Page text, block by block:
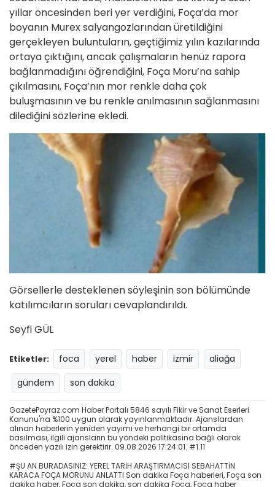
yıllar öncesinden beri yer verdiğini, Foça’da mor
boyanın Murex salyangozlarından üretildiğini
gerçekleyen buluntuların, geçtiğimiz yılın kazılarında
ortaya çıktığını, ancak çalışmaların henüz rapora
bağlanmadığını öğrendiğini, Foça Moru’na sahip
çıkılmasını, Foça’nın mor renkle daha çok
buluşmasının ve bu renkle anılmasının sağlanmasını
dilediğini sözlerine ekledi.
Görsellerle desteklenen söyleşinin son bölümünde
katılımcıların soruları cevaplandırıldı.
Seyfi GÜL
Etiketler: foca yerel haber izmir
aliağa
gündem
son dakika
GazetePoyraz.com Haber Portalı 5846 sayılı Fikir ve Sanat Eserleri
Kanunu'na %100 uygun olarak yayınlanmaktadır. Ajanslardan
alınan haberlerin yeniden yayımı ve herhangi bir ortamda
basılması, ilgili ajansların bu yöndeki politikasına bağlı olarak
önceden yazılı izin gerektirir. 09.08.2026 17:24:01. #1.11
#ŞU AN BURADASINIZ: YEREL TARİH ARAŞTIRMACISI SEBAHATTİN
KARACA FOÇA MORUNU ANLATTI Son dakika Foça haberleri, Foça son
dakika haber, Foça son dakika, son dakika Foça, Foça haber